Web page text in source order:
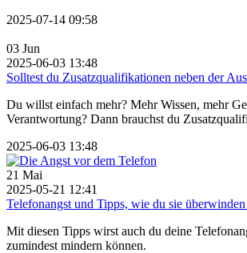
2025-07-14 09:58
03 Jun
2025-06-03 13:48
Solltest du Zusatzqualifikationen neben der
Du willst einfach mehr? Mehr Wissen, mehr
Verantwortung? Dann brauchst du
2025-06-03 13:48
21 Mai
2025-05-21 12:41
Telefonangst und Tipps, wie du sie
Mit diesen Tipps wirst auch du deine
zumindest mindern können.